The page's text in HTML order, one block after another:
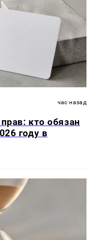
час назад
кто обязан
году в